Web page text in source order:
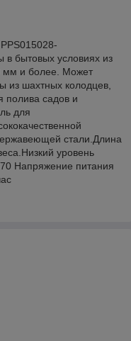
в бытовых условиях из
мм и более. Может
из шахтных колодцев,
полива садов и
для
стали.Длина
уровень
Напряжение питания